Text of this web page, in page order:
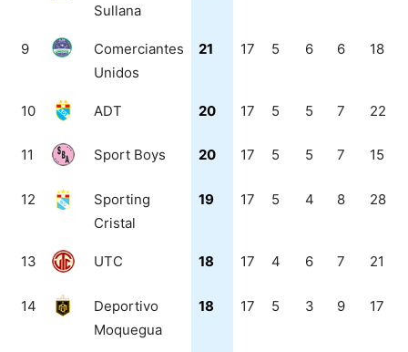
Sullana
9
Comerciantes
Unidos
21 17 5 6 6 18
10 ADT 20 17 5 5 7 22
11 Sport Boys 20 17 5 5 7 15
12
Sporting
Cristal
19 17 5 4 8 28
13 UTC 18 17 4 6 7 21
14
Deportivo
Moquegua
18 17 5 3 9 17